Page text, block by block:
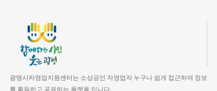
광명시자영업지원센터는 소상공인 자영업자 누구나 쉽게 접근하여 정보
를 획득하고 공유하는 플랫폼 입니다.